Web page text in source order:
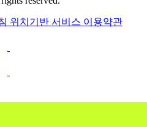
위치기반 서비스 이용약관